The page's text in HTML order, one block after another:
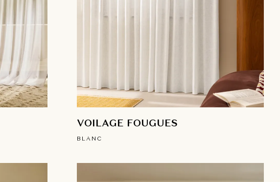
VOILAGE FOUGUES
BLANC